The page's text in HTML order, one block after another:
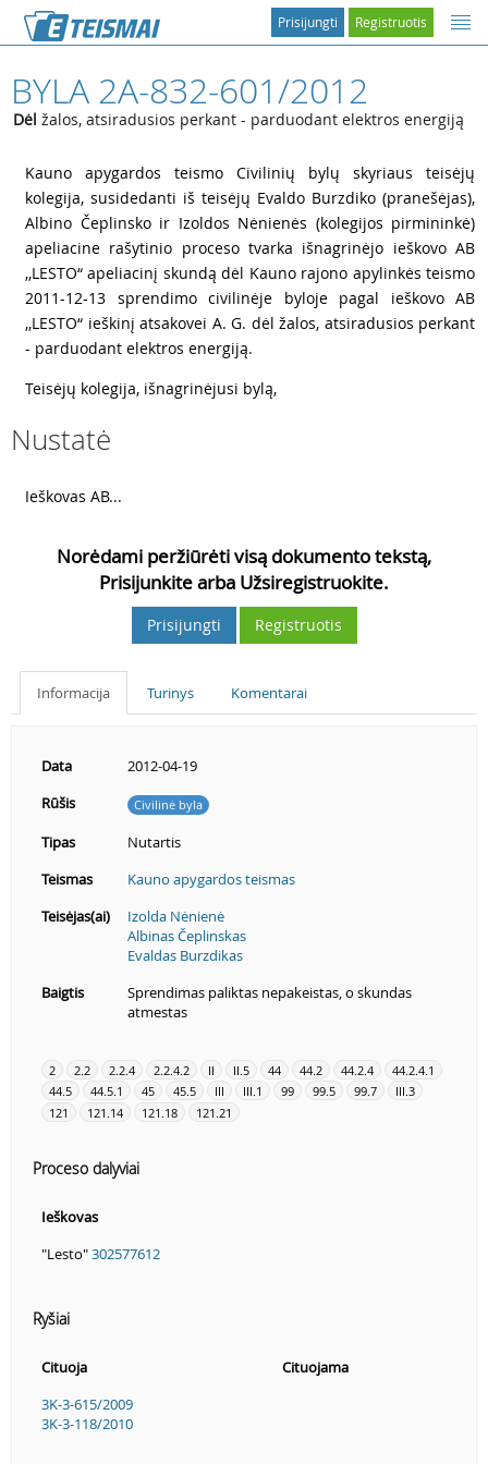
Registruotis
Prisijungti
BYLA 2A-832-601/2012
Dėl žalos, atsiradusios perkant - parduodant elektros energiją
Kauno apygardos teismo Civilinių bylų skyriaus teisėjų
kolegija, susidedanti iš teisėjų Evaldo Burzdiko (pranešėjas),
Albino Čeplinsko ir Izoldos Nėnienės (kolegijos pirmininkė)
apeliacine rašytinio proceso tvarka išnagrinėjo ieškovo AB
,,LESTO“ apeliacinį skundą dėl Kauno rajono apylinkės teismo
2011-12-13 sprendimo civilinėje byloje pagal ieškovo AB
,,LESTO“ ieškinį atsakovei A. G. dėl žalos, atsiradusios perkant
- parduodant elektros energiją.
Teisėjų kolegija, išnagrinėjusi bylą,
Nustatė
Ieškovas AB...
Norėdami peržiūrėti visą dokumento tekstą,
Prisijunkite arba Užsiregistruokite.
Prisijungti Registruotis
Informacija Turinys Komentarai
Data
2012-04-19
Rūšis
Civilinė byla
Tipas
Nutartis
Teismas
Kauno apygardos teismas
Teisėjas(ai)
Izolda Nėnienė
Albinas Čeplinskas
Evaldas Burzdikas
Baigtis
Sprendimas paliktas nepakeistas, o skundas
atmestas
2 2.2 2.2.4 2.2.4.2 II II.5 44 44.2 44.2.4
44.2.4.1
44.5
44.5.1 45 45.5 III III.1 99 99.5 99.7
III.3
121
121.14 121.18 121.21
Proceso dalyviai
Ieškovas
"Lesto"302577612
Ryšiai
Cituoja
Cituojama
3K-3-615/2009
3K-3-118/2010